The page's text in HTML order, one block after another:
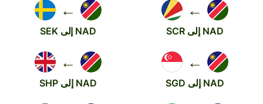
←
NAD إلى SCR
←
NAD إلى SEK
←
NAD إلى SGD
←
NAD إلى SHP